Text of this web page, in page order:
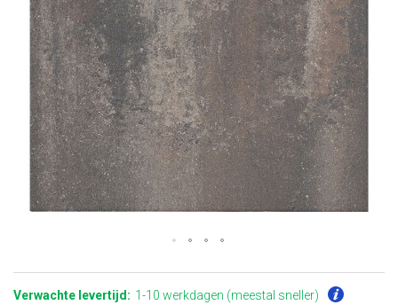
naar
begin
Verwachte levertijd: 1-10 werkdagen (meestal sneller)